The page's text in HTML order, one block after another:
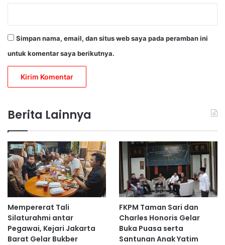
Simpan nama, email, dan situs web saya pada peramban ini
untuk komentar saya berikutnya.
Berita Lainnya
Mempererat Tali
Silaturahmi antar
Pegawai, Kejari Jakarta
Barat Gelar Bukber
FKPM Taman Sari dan
Charles Honoris Gelar
Buka Puasa serta
Santunan Anak Yatim